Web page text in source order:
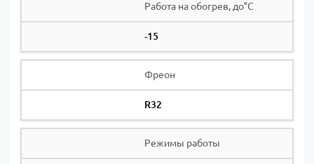
Работа на обогрев, до°С
-15
Фреон
R32
Режимы работы